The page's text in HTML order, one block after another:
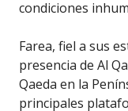
condiciones
Farea, fiel a sus
presencia de Al
Qaeda en la
principales